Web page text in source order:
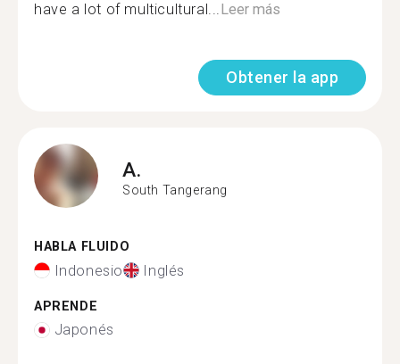
have a lot of multicultural...Leer más
Obtener la app
A.
South Tangerang
HABLA FLUIDO
Indonesio Inglés
APRENDE
Japonés